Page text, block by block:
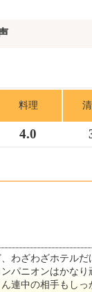
料理
4.0
わざわざホテルだ
パニオンはかな
連中の相手もし